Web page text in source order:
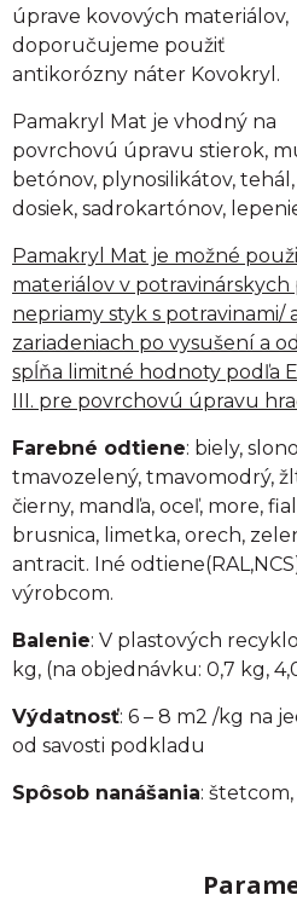
úprave kovových materiálov,
doporučujeme použiť
antikorózny náter Kovokryl.
Pamakryl Mat je vhodný na
povrchovú úpravu stierok,
betónov, plynosilikátov,
dosiek, sadrokartónov,
Pamakryl Mat je možné
materiálov v
nepriamy styk s potravinami/
zariadeniach po vysušení a
spĺňa limitné hodnoty podľa
III. pre povrchovú úpravu
Farebné odtiene: biely,
tmavozelený, tmavomodrý,
čierny, mandľa, oceľ, more,
brusnica, limetka, orech,
antracit. Iné
výrobcom.
Balenie: V plastových
kg, (na objednávku: 0,7 kg,
Výdatnosť: 6 – 8 m2 /kg na
od savosti podkladu
Spôsob nanášania: